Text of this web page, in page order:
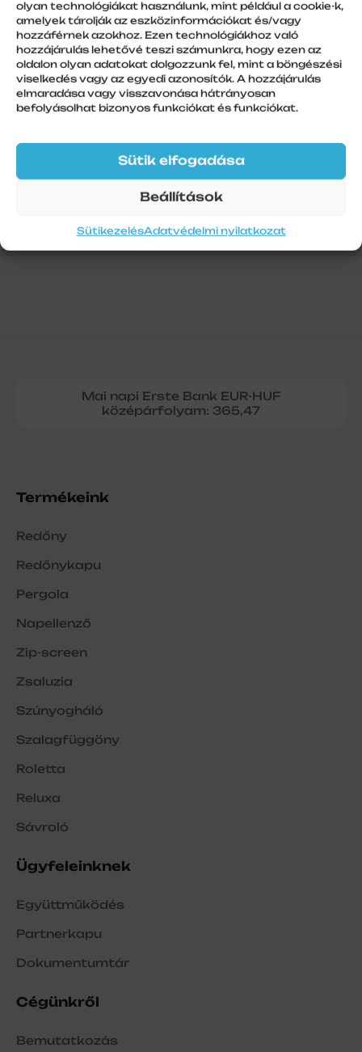
olyan technológiákat használunk, mint például a cookie-k,
amelyek tárolják az eszközinformációkat és/vagy
hozzáférnek azokhoz. Ezen technológiákhoz való
hozzájárulás lehetővé teszi számunkra, hogy ezen az
oldalon olyan adatokat dolgozzunk fel, mint a böngészési
viselkedés vagy az egyedi azonosítók. A hozzájárulás
elmaradása vagy visszavonása hátrányosan
befolyásolhat bizonyos funkciókat és funkciókat.
Sütik elfogadása
Beállítások
SütikezelésAdatvédelmi nyilatkozat
RGH/19 bevezető görgő 250-es,
300-as alu tokvéghez, 77-es léchez
További információk
Mai napi Erste Bank EUR-HUF
középárfolyam: 365,47
Termékeink
Redőny
Redőnykapu
Pergola
Napellenző
Zip-screen
Zsaluzia
Szúnyogháló
Szalagfüggöny
Roletta
Reluxa
Sávroló
Ügyfeleinknek
Együttműködés
Partnerkapu
Dokumentumtár
Cégünkről
Bemutatkozás